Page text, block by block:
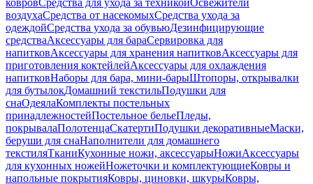
ковровСредства для ухода за техникойОсвежители
воздухаСредства от насекомыхСредства ухода за
одеждойСредства ухода за обувьюДезинфицирующие
средстваАксессуары для бараСервировка для
напитковАксессуары для хранения напитковАксессуары для
приготовления коктейлейАксессуары для охлаждения
напитковНаборы для бара, мини-барыШтопоры, открывалки
для бутылокДомашний текстильПодушки для
снаОдеялаКомплекты постельных
принадлежностейПостельное бельеПледы,
покрывалаПолотенцаСкатертиПодушки декоративныеМаски,
беруши для снаНаполнители для домашнего
текстиляТканиКухонные ножи, аксессуарыНожиАксессуары
для кухонных ножейНожеточки и комплектующиеКовры и
напольные покрытияКовры, циновки, шкурыКовры,